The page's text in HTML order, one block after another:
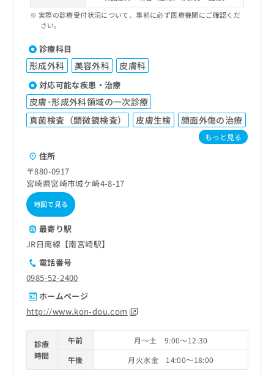
実際の診療受付状況について、事前に必ず医療機関にご確認くだ
さい。
診療科目
形成外科 美容外科 皮膚科
対応可能な疾患・治療
皮膚･形成外科領域の一次診療
真菌検査（顕微鏡検査）
皮膚生検 顔面外傷の治療
もっと見る
住所
〒880-0917
宮崎県宮崎市城ケ崎4-8-17
地図で見る
最寄り駅
JR日南線【南宮崎駅】
電話番号
0985-52-2400
ホームページ
http://www.kon-dou.com
診療
時間
午前
月～土 9:00～12:30
午後
月火水金 14:00～18:00